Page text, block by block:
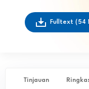
Fulltext (54
Tinjauan